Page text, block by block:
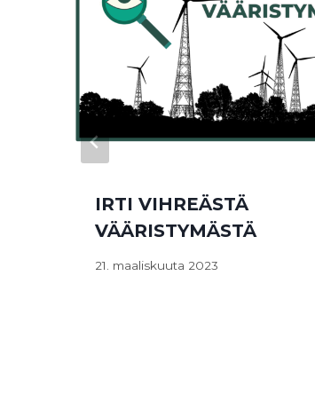
IRTI VIHREÄSTÄ
VÄÄRISTYMÄSTÄ
21. maaliskuuta 2023